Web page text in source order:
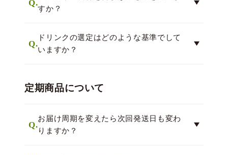
Q.
すか？
Q.
ドリンクの選定はどのような基準でして
いますか？
定期商品について
Q.
お届け周期を変えたら次回発送日も変わ
りますか？